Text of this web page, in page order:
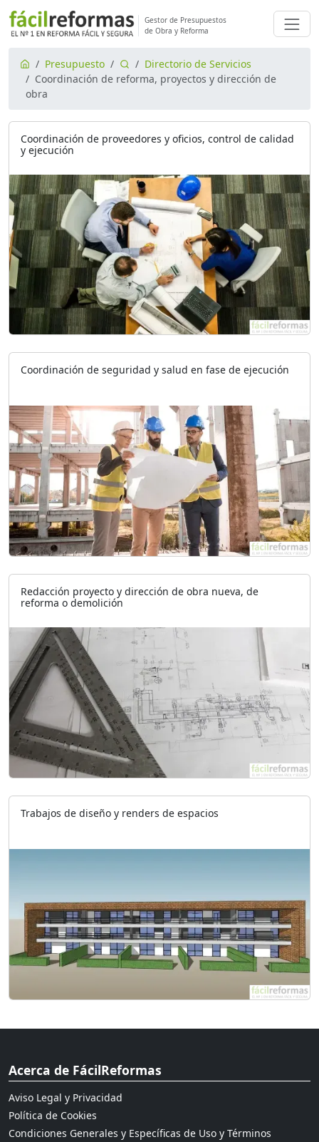
Gestor de Presupuestos
de Obra y Reforma
Presupuesto
Directorio de Servicios
Coordinación de reforma, proyectos y dirección de
obra
Coordinación de proveedores y oficios, control de calidad
y ejecución
Coordinación de seguridad y salud en fase de ejecución
Redacción proyecto y dirección de obra nueva, de
reforma o demolición
Trabajos de diseño y renders de espacios
Acerca de FácilReformas
Aviso Legal y Privacidad
Política de Cookies
Condiciones Generales y Específicas de Uso y Términos